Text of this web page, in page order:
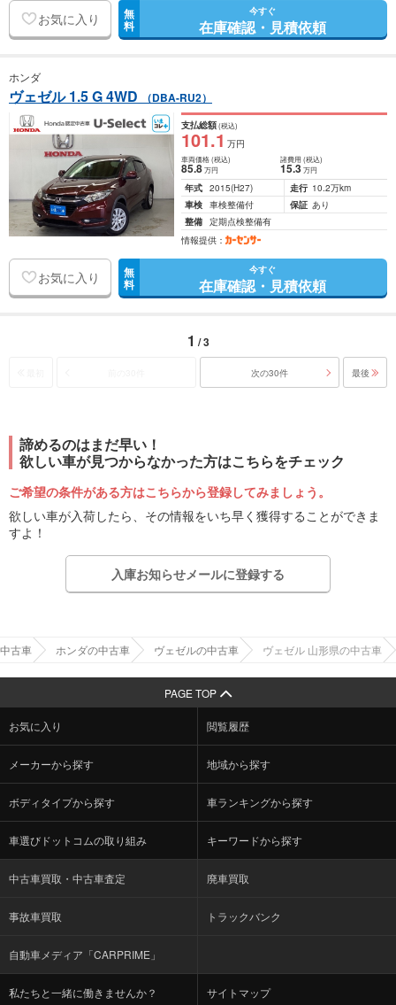
お気に入り 無
料
今すぐ
在庫確認・見積依頼
ホンダ
ヴェゼル 1.5 G 4WD （DBA-RU2）
支払総額(税込)
101.1 万円
車両価格(税込)
85.8万円
諸費用 (税込)
15.3 万円
年式 2015(H27) 走行 10.2万km
車検 車検整備付 保証 あり
整備 定期点検整備有
情報提供：
お気に入り 無
料
今すぐ
在庫確認・見積依頼
1 / 3
次の30件 最後
諦めるのはまだ早い！
欲しい車が見つからなかった方はこちらをチェック
ご希望の条件がある方はこちらから登録してみましょう。
欲しい車が入荷したら、その情報をいち早く獲得することができま
すよ！
入庫お知らせメールに登録する
中古車 ホンダの中古車 ヴェゼルの中古車 ヴェゼル 山形県の中古車
PAGE TOP
お気に入り 閲覧履歴
メーカーから探す 地域から探す
ボディタイプから探す 車ランキングから探す
車選びドットコムの取り組み キーワードから探す
中古車買取・中古車査定 廃車買取
事故車買取 トラックバンク
自動車メディア「CARPRIME」
私たちと一緒に働きませんか？ サイトマップ